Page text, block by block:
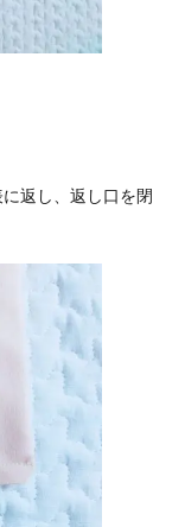
返し、返し口を閉